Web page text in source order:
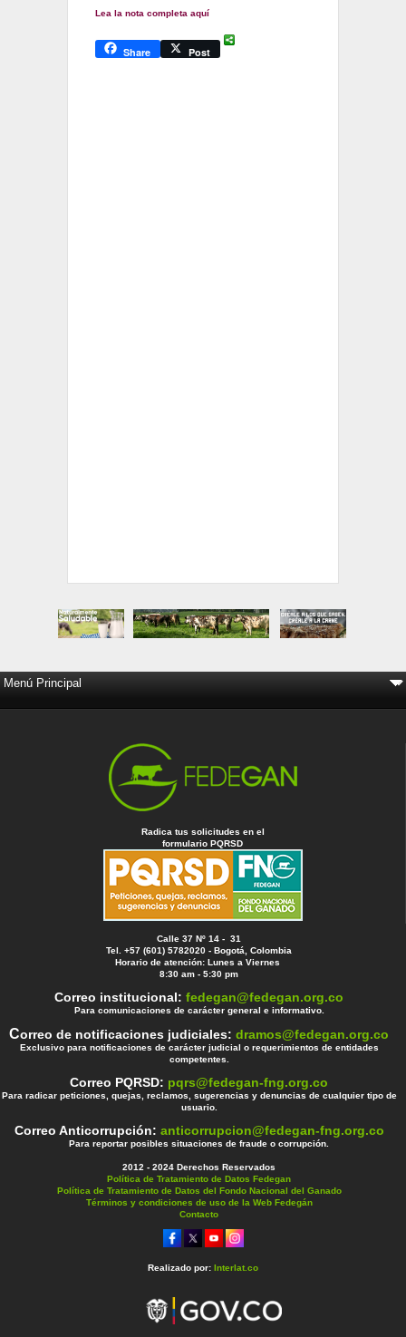
Lea la nota completa aquí
Share Post
Radica tus solicitudes en el
formulario PQRSD
Calle 37 Nº 14 - 31
Tel. +57 (601) 5782020 - Bogotá, Colombia
Horario de atención: Lunes a Viernes
8:30 am - 5:30 pm
Correo institucional:fedegan@fedegan.org.co
Para comunicaciones de carácter general e informativo.
Correo de notificaciones judiciales:dramos@fedegan.org.co
Exclusivo para notificaciones de carácter judicial o requerimientos de entidades
competentes.
Correo PQRSD: pqrs@fedegan-fng.org.co
Para radicar peticiones, quejas, reclamos, sugerencias y denuncias de cualquier tipo de
usuario.
Correo Anticorrupción: anticorrupcion@fedegan-fng.org.co
Para reportar posibles situaciones de fraude o corrupción.
2012 - 2024 Derechos Reservados
Política de Tratamiento de Datos Fedegan
Política de Tratamiento de Datos del Fondo Nacional del Ganado
Términos y condiciones de uso de la Web Fedegán
Contacto
Realizado por: Interlat.co